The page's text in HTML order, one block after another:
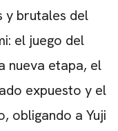
y brutales del
el juego del
nueva etapa, el
expuesto y el
obligando a Yuji